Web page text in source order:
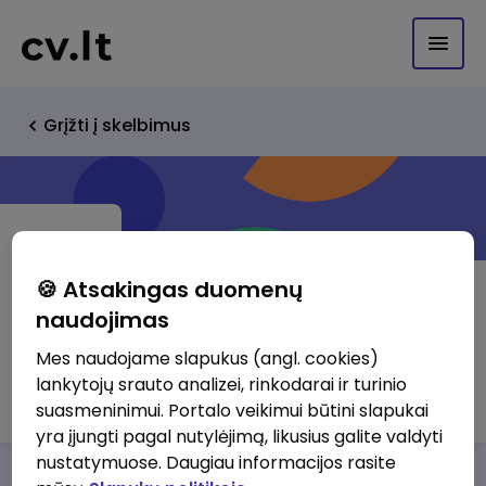
Grįžti į skelbimus
UAB "Kaunas Communication
Centre"
🍪 Atsakingas duomenų
naudojimas
Mes naudojame slapukus (angl. cookies)
lankytojų srauto analizei, rinkodarai ir turinio
suasmeninimui. Portalo veikimui būtini slapukai
yra įjungti pagal nutylėjimą, likusius galite valdyti
nustatymuose. Daugiau informacijos rasite